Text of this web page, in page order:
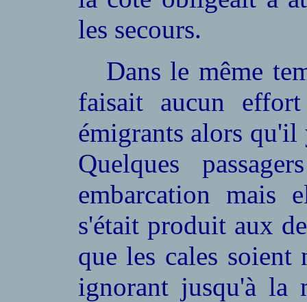
les secours.
Dans le même
faisait aucun
émigrants alors qu'il
Quelques
embarcation mais
s'était produit aux
que les cales soient
ignorant jusqu'à la